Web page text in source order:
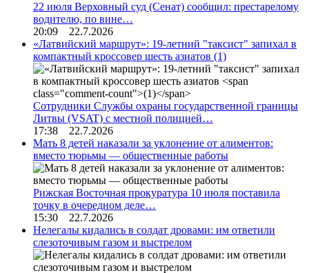
22 июля Верховный суд (Сенат) сообщил: престарелому
водителю, по вине…
20:09 22.7.2026
«Латвийский маршрут»: 19-летний "таксист" запихал в
компактный кроссовер шесть азиатов (1)
Сотрудники Службы охраны государственной границы
Литвы (VSAT) с местной полицией…
17:38 22.7.2026
Мать 8 детей наказали за уклонение от алиментов:
вместо тюрьмы — общественные работы
Рижская Восточная прокуратура 10 июля поставила
точку в очередном деле…
15:30 22.7.2026
Нелегалы кидались в солдат дровами: им ответили
слезоточивым газом и выстрелом